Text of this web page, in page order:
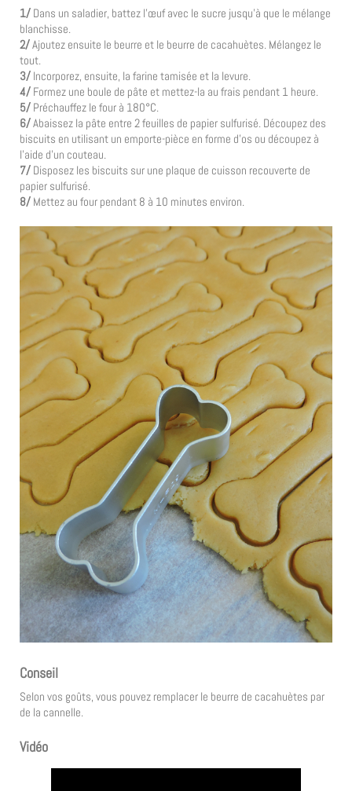
1/ Dans un saladier, battez l’œuf avec le sucre jusqu’à que le mélange
blanchisse.
2/Ajoutez ensuite le beurre et le beurre de cacahuètes. Mélangez le
tout.
3/ Incorporez, ensuite, la farine tamisée et la levure.
4/ Formez une boule de pâte et mettez-la au frais pendant 1 heure.
5/ Préchauffez le four à 180°C.
6/Abaissez la pâte entre 2 feuilles de papier sulfurisé. Découpez des
biscuits en utilisant un emporte-pièce en forme d’os ou découpez à
l’aide d’un couteau.
7/ Disposez les biscuits sur une plaque de cuisson recouverte de
papier sulfurisé.
8/ Mettez au four pendant 8 à 10 minutes environ.
Conseil
Selon vos goûts, vous pouvez remplacer le beurre de cacahuètes par
de la cannelle.
Vidéo